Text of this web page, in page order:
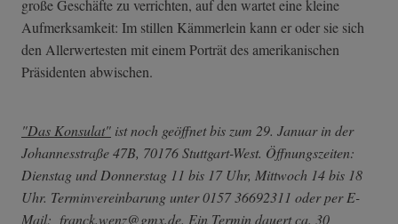
große Geschäfte zu verrichten, auf den wartet eine kleine
Aufmerksamkeit: Im stillen Kämmerlein kann er oder sie sich
den Allerwertesten mit einem Porträt des amerikanischen
Präsidenten abwischen.
"Das Konsulat" ist noch geöffnet bis zum 29. Januar in der
Johannesstraße 47B, 70176 Stuttgart-West. Öffnungszeiten:
Dienstag und Donnerstag 11 bis 17 Uhr, Mittwoch 14 bis 18
Uhr. Terminvereinbarung unter 0157 36692311 oder per E-
Mail: franck.wenz@gmx.de. Ein Termin dauert ca. 30